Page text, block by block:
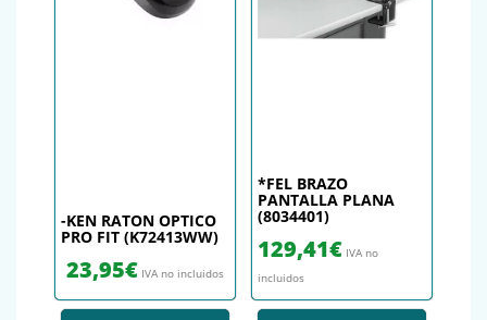
-KEN RATON OPTICO
PRO FIT (K72413WW)
23,95€ IVA no incluidos
*FEL BRAZO
PANTALLA PLANA
(8034401)
129,41€ IVA no
incluidos